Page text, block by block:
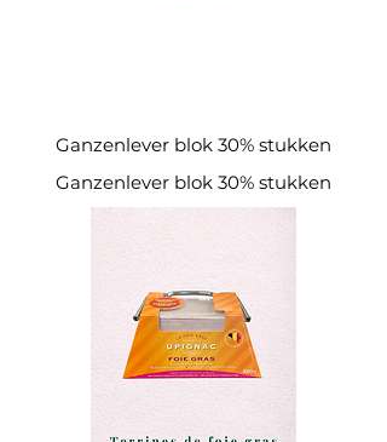
Ganzenlever blok 30% stukken
Ganzenlever blok 30% stukken